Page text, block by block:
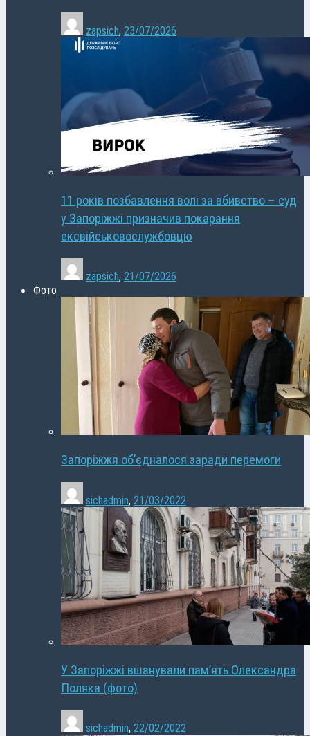
zapsich, 23/07/2026
11 років позбавлення волі за вбивство – суд
у Запоріжжі призначив покарання
ексвійськовослужбовцю
zapsich, 21/07/2026
Фото
Запоріжжя об’єдналося заради перемоги
sichadmin, 21/03/2022
У Запоріжжі вшанували пам’ять Олександра
Поляка (фото)
sichadmin, 22/02/2022